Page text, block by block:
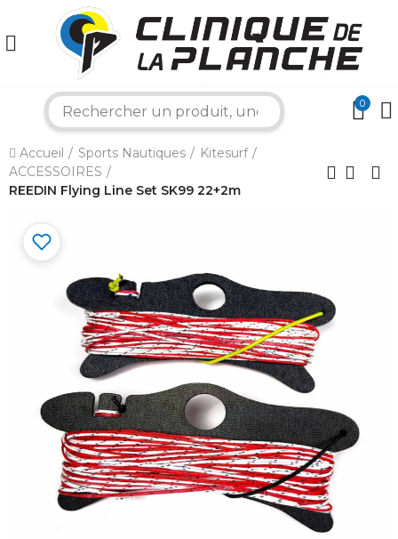
0
Accueil Sports Nautiques
Kitesurf
ACCESSOIRES
REEDIN Flying Line Set SK99 22+2m
×
Bonjour ! Je suis votre expert nautique.
Comment puis-je vous aider aujourd'hui ?